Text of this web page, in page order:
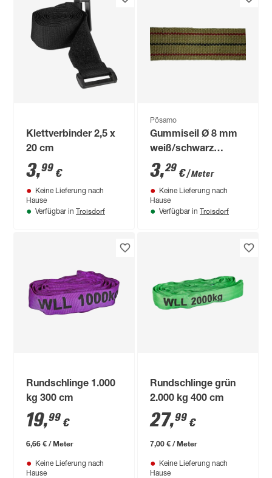
Klettverbinder 2,5 x
20 cm
3,99 €
Keine Lieferung nach
Hause
Verfügbar in Troisdorf
Pösamo
Gummiseil Ø 8 mm
weiß/schwarz
Meterware
3,29 €/ Meter
Keine Lieferung nach
Hause
Verfügbar in Troisdorf
Rundschlinge 1.000
kg 300 cm
19,99 €
6,66 € / Meter
Keine Lieferung nach
Hause
Rundschlinge grün
2.000 kg 400 cm
27,99 €
7,00 € / Meter
Keine Lieferung nach
Hause